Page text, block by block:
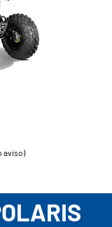
aviso)